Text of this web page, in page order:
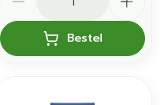
Bestel